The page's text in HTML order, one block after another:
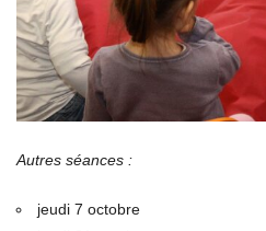
Autres séances :
jeudi 7 octobre